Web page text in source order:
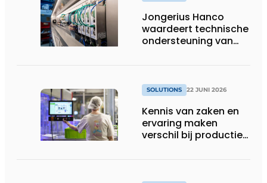
Jongerius Hanco
waardeert technische
ondersteuning van
SOLUTIONS 22 JUNI 2026
Kennis van zaken en
ervaring maken
verschil bij productie-